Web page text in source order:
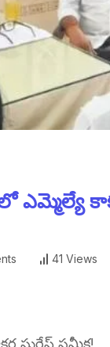
41 Views
సురేష్ సమీక్ష!